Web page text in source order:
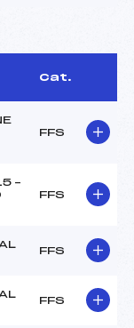
Cat.
FFS
–
FFS
FFS
FFS